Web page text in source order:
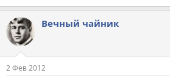
Вечный чайник
2 Фев 2012